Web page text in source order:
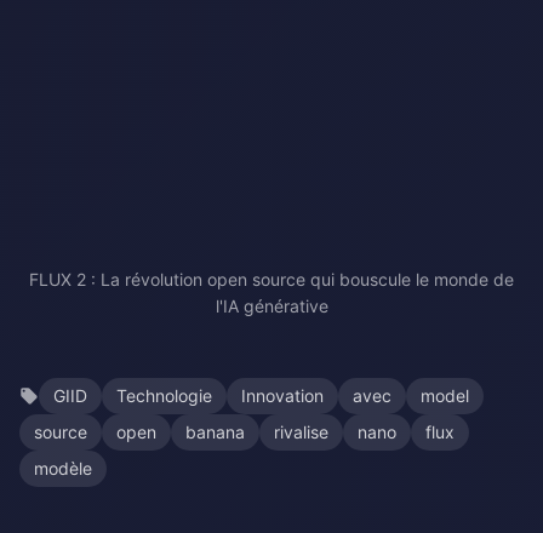
FLUX 2 : La révolution open source qui bouscule le monde de
l'IA générative
GIID Technologie Innovation avec
model
source
open banana rivalise nano
flux
modèle